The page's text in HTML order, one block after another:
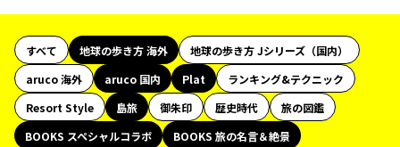
すべて 地球の歩き方 海外
地球の歩き方 Jシリーズ（国内）
aruco 海外
aruco 国内 Plat
ランキング&テクニック
Resort Style
島旅 御朱印 歴史時代
旅の図鑑
BOOKS スペシャルコラボ
BOOKS 旅の名言＆絶景